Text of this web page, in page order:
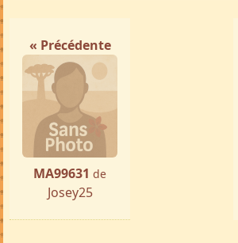
« Précédente
MA99631 de
Josey25